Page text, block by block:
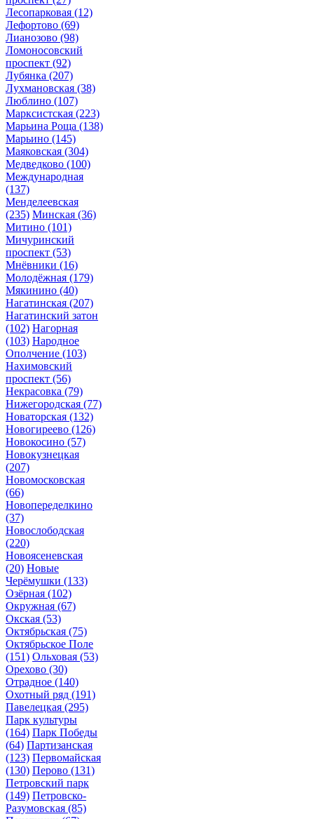
Лесопарковая (12)
Лефортово (69)
Лианозово (98)
Ломоносовский
проспект (92)
Лубянка (207)
Лухмановская (38)
Люблино (107)
Марксистская (223)
Марьина Роща (138)
Марьино (145)
Маяковская (304)
Медведково (100)
Международная
(137)
Менделеевская
(235) Минская (36)
Митино (101)
Мичуринский
проспект (53)
Мнёвники (16)
Молодёжная (179)
Мякинино (40)
Нагатинская (207)
Нагатинский затон
(102) Нагорная
(103) Народное
Ополчение (103)
Нахимовский
проспект (56)
Некрасовка (79)
Нижегородская (77)
Новаторская (132)
Новогиреево (126)
Новокосино (57)
Новокузнецкая
(207)
Новомосковская
(66)
Новопеределкино
(37)
Новослободская
(220)
Новоясеневская
(20) Новые
Черёмушки (133)
Озёрная (102)
Окружная (67)
Окская (53)
Октябрьская (75)
Октябрьское Поле
(151) Ольховая (53)
Орехово (30)
Отрадное (140)
Охотный ряд (191)
Павелецкая (295)
Парк культуры
(164) Парк Победы
(64) Партизанская
(123) Первомайская
(130) Перово (131)
Петровский парк
(149) Петровско-
Разумовская (85)